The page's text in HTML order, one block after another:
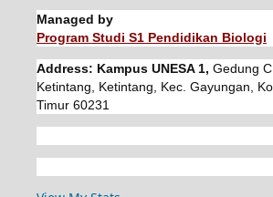
Managed by
Program Studi S1 Pendidikan Biologi
Address: Kampus UNESA 1, Gedung
Ketintang, Ketintang, Kec. Gayungan,
Timur 60231